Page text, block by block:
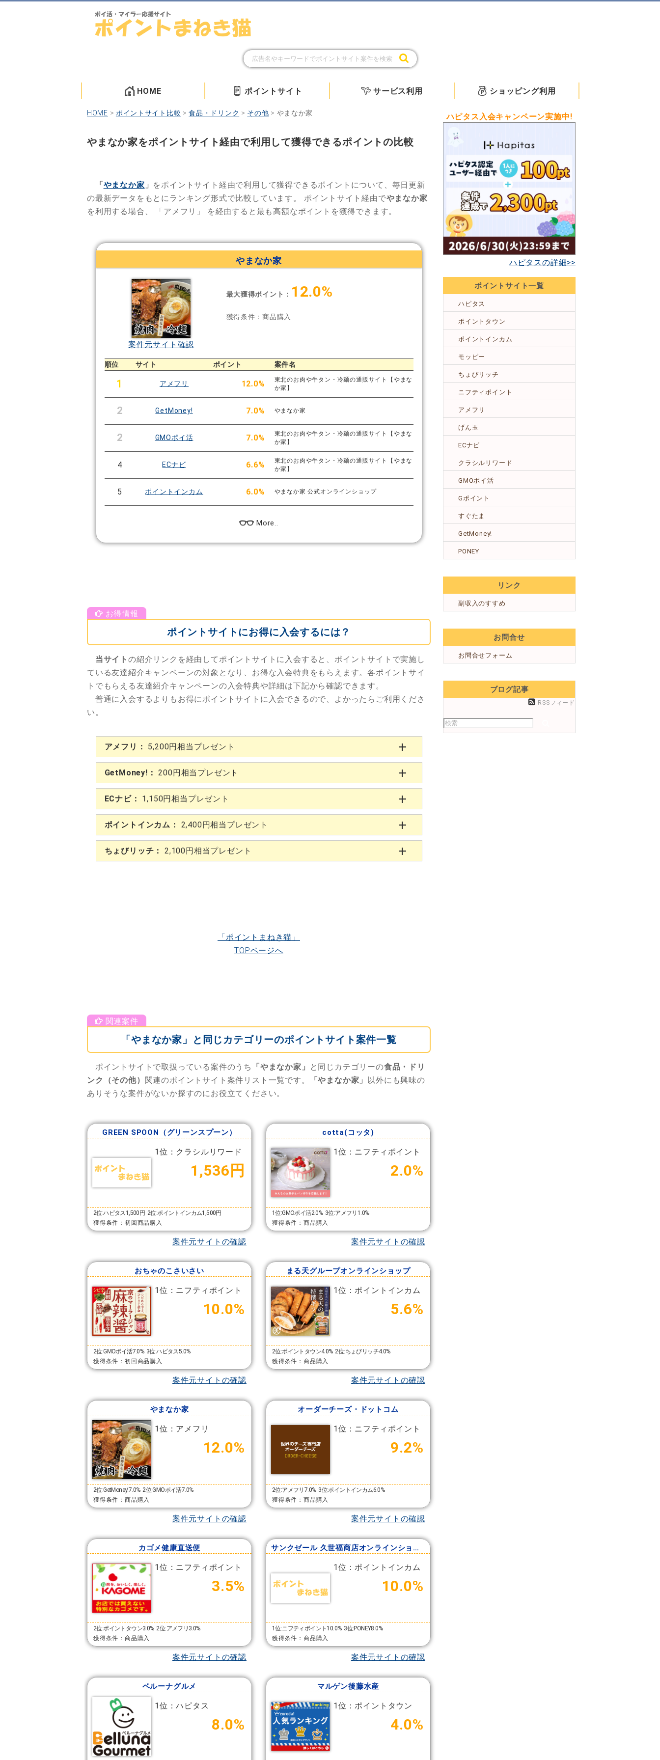
HOME ポイントサイト サービス利用 ショッピング利用
HOME > ポイントサイト比較 >食品・ドリンク > その他 > やまなか家
やまなか家をポイントサイト経由で利用して獲得できるポイントの比較
「やまなか家 」 をポイントサイト経由で利用して獲得できるポイントについて、毎日更新
の最新データをもとにランキング形式で比較しています。 ポイントサイト経由でやまなか家
を利用する場合、
「アメフリ」 を経由すると最も高額なポイントを獲得できます。
やまなか家
案件元サイト確認
最大獲得ポイント： 12.0%
獲得条件：商品購入
順位 サイト ポイント 案件名
1 アメフリ 12.0%
東北のお肉や牛タン・冷麺の通販サイト【やまな
か家】
2 GetMoney! 7.0% やまなか家
2 GMOポイ活 7.0%
東北のお肉や牛タン・冷麺の通販サイト【やまな
か家】
4 ECナビ 6.6%
東北のお肉や牛タン・冷麺の通販サイト【やまな
か家】
5 ポイントインカム 6.0% やまなか家 公式オンラインショップ
More..
ポイントサイトにお得に入会するには？
当サイトの紹介リンクを経由してポイントサイトに入会すると、ポイントサイトで実施し
ている友達紹介キャンペーンの対象となり、お得な入会特典をもらえます。各ポイントサイ
トでもらえる友達紹介キャンペーンの入会特典や詳細は下記から確認できます。
普通に入会するよりもお得にポイントサイトに入会できるので、よかったらご利用くださ
い。
アメフリ： 5,200円相当プレゼント
GetMoney!： 200円相当プレゼント
ECナビ： 1,150円相当プレゼント
ポイントインカム： 2,400円相当プレゼント
ちょびリッチ： 2,100円相当プレゼント
「ポイントまねき猫」
TOPページへ
「やまなか家」と同じカテゴリーのポイントサイト案件一覧
ポイントサイトで取扱っている案件のうち 「やまなか家」 と同じカテゴリーの食品・ドリ
ンク（その他） 関連のポイントサイト案件リスト一覧です。 「やまなか家」 以外にも興味の
ありそうな案件がないか探すのにお役立てください。
GREEN SPOON（グリーンスプーン）
1位：クラシルリワード
1,536円
2位:ハピタス1,500円 2位:ポイントインカム1,500円
獲得条件：初回商品購入
案件元サイトの確認
cotta(コッタ)
1位：ニフティポイント
2.0%
1位:GMOポイ活2.0% 3位:アメフリ1.0%
獲得条件：商品購入
案件元サイトの確認
おちゃのこさいさい
1位：ニフティポイント
10.0%
2位:GMOポイ活7.0% 3位:ハピタス5.0%
獲得条件：初回商品購入
案件元サイトの確認
まる天グループオンラインショップ
1位：ポイントインカム
5.6%
2位:ポイントタウン4.0% 2位:ちょびリッチ4.0%
獲得条件：商品購入
案件元サイトの確認
やまなか家
1位：アメフリ
12.0%
2位:GetMoney!7.0% 2位:GMOポイ活7.0%
獲得条件：商品購入
案件元サイトの確認
オーダーチーズ・ドットコム
1位：ニフティポイント
9.2%
2位:アメフリ7.0% 3位:ポイントインカム6.0%
獲得条件：商品購入
案件元サイトの確認
カゴメ健康直送便
1位：ニフティポイント
3.5%
2位:ポイントタウン3.0% 2位:アメフリ3.0%
獲得条件：商品購入
案件元サイトの確認
サンクゼール 久世福商店オンラインショップ
1位：ポイントインカム
10.0%
1位:ニフティポイント10.0% 3位:PONEY8.0%
獲得条件：商品購入
案件元サイトの確認
ベルーナグルメ
1位：ハピタス
8.0%
マルゲン後藤水産
1位：ポイントタウン
4.0%
ハピタス入会キャンペーン実施中!
ハピタスの詳細>>
ポイントサイト一覧
ハピタス
ポイントタウン
ポイントインカム
モッピー
ちょびリッチ
ニフティポイント
アメフリ
げん玉
ECナビ
クラシルリワード
GMOポイ活
Gポイント
すぐたま
GetMoney!
PONEY
リンク
副収入のすすめ
お問合せ
お問合せフォーム
ブログ記事
RSSフィード